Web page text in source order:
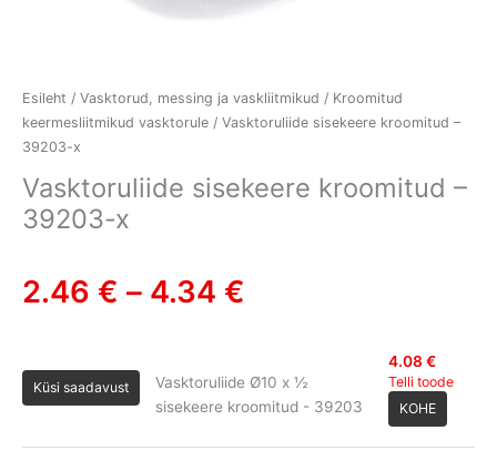
Esileht / Vasktorud, messing ja vaskliitmikud / Kroomitud
keermesliitmikud vasktorule / Vasktoruliide sisekeere kroomitud –
39203-x
Vasktoruliide sisekeere kroomitud –
39203-x
2.46 € – 4.34 €
Küsi saadavust
Vasktoruliide Ø10 x ½
sisekeere kroomitud - 39203
4.08 €
Telli toode
KOHE